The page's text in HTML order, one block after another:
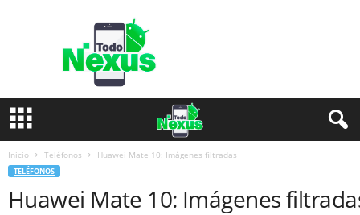
e
Inicio Teléfonos Huawei Mate 10: Imágenes filtradas
TELÉFONOS
Huawei Mate 10: Imágenes